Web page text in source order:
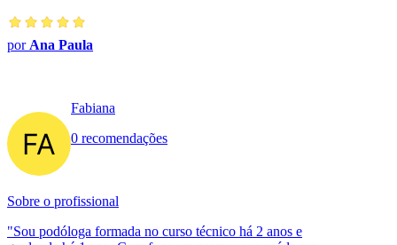
por Ana Paula
Fabiana
0 recomendações
Sobre o profissional
"Sou podóloga formada no curso técnico há 2 anos e